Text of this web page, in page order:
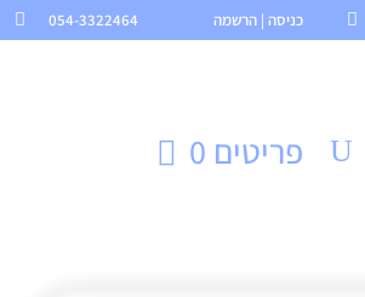
 054-3322464  כניסה | הרשמה
פריטים 0